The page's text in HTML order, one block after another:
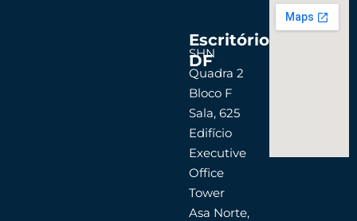
Escritório
DF
SHN
Quadra 2
Bloco F
Sala, 625
Edifício
Executive
Office
Tower
Asa Norte,